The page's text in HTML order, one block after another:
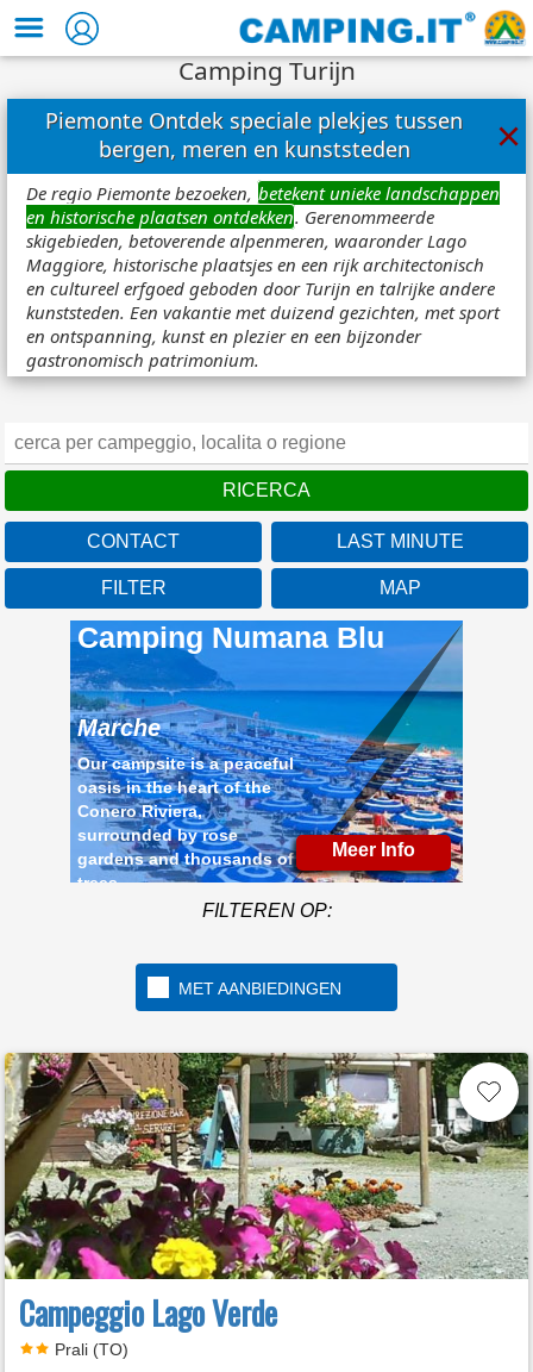
Camping Turijn
Piemonte Ontdek speciale plekjes tussen
bergen, meren en kunststeden
×
De regio Piemonte bezoeken, betekent unieke landschappen
en historische plaatsen ontdekken. Gerenommeerde
skigebieden, betoverende alpenmeren, waaronder Lago
Maggiore, historische plaatsjes en een rijk architectonisch
en cultureel erfgoed geboden door Turijn en talrijke andere
kunststeden. Een vakantie met duizend gezichten, met sport
en ontspanning, kunst en plezier en een bijzonder
gastronomisch patrimonium.
CONTACT LAST MINUTE
FILTER MAP
Camping Numana Blu
Marche
Our campsite is a peaceful
oasis in the heart of the
Conero Riviera,
surrounded by rose
gardens and thousands of
trees
Meer Info
FILTEREN OP:
MET AANBIEDINGEN
Campeggio Lago Verde
Prali (TO)